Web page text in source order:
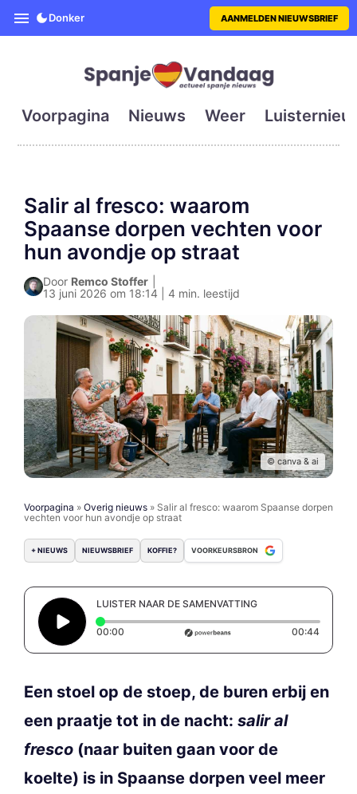
SpanjeVandaag is de eerste
Donker AANMELDEN NIEUWSBRIEF
Voorpagina Nieuws Weer
Salir al fresco: waarom
Spaanse dorpen vechten voor
hun avondje op straat
Door Remco Stoffer
13 juni 2026 om 18:14 | 4 min. leestijd
© canva & ai
Voorpagina » Overig nieuws » Salir al fresco: waarom Spaanse dorpen
vechten voor hun avondje op straat
+ NIEUWS NIEUWSBRIEF KOFFIE? VOORKEURSBRON
LUISTER NAAR DE SAMENVATTING
00:00 Elapsed time: 0 seconds 00:44
Een stoel op de stoep, de buren erbij en
een praatje tot in de nacht: salir al
fresco (naar buiten gaan voor de
koelte) is in Spaanse dorpen veel meer